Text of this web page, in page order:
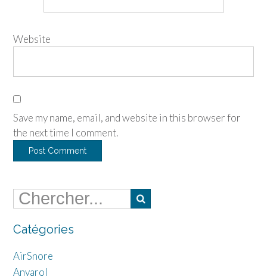
Website
Save my name, email, and website in this browser for
the next time I comment.
Catégories
AirSnore
Anvarol